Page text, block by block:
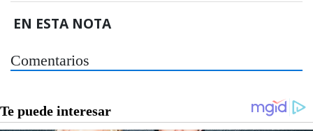
EN ESTA NOTA
Comentarios